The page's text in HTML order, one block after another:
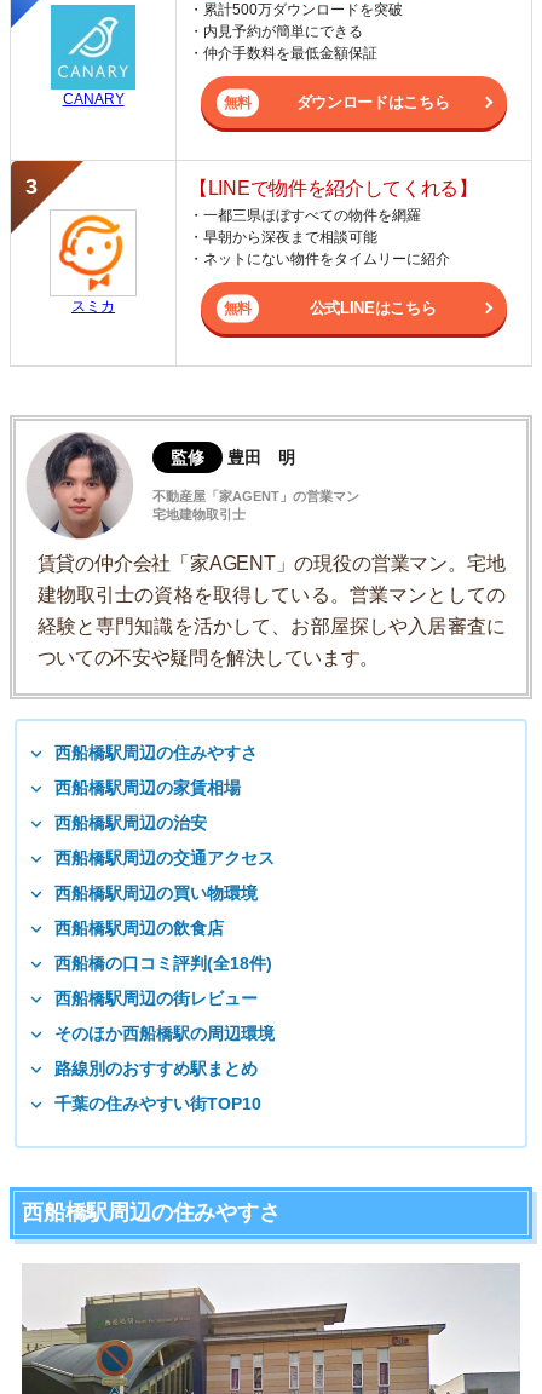
CANARY
・累計500万ダウンロードを突破
・内見予約が簡単にできる
・仲介手数料を最低金額保証
ダウンロードはこちら
スミカ
【LINEで物件を紹介してくれる】
・一都三県ほぼすべての物件を網羅
・早朝から深夜まで相談可能
・ネットにない物件をタイムリーに紹介
公式LINEはこちら
監修 豊田 明
不動産屋「家AGENT」の営業マン
宅地建物取引士
賃貸の仲介会社「家AGENT」の現役の営業マン。宅地
建物取引士の資格を取得している。営業マンとしての
経験と専門知識を活かして、お部屋探しや入居審査に
ついての不安や疑問を解決しています。
西船橋駅周辺の住みやすさ
西船橋駅周辺の家賃相場
西船橋駅周辺の治安
西船橋駅周辺の交通アクセス
西船橋駅周辺の買い物環境
西船橋駅周辺の飲食店
西船橋の口コミ評判(全18件)
西船橋駅周辺の街レビュー
そのほか西船橋駅の周辺環境
路線別のおすすめ駅まとめ
千葉の住みやすい街TOP10
西船橋駅周辺の住みやすさ